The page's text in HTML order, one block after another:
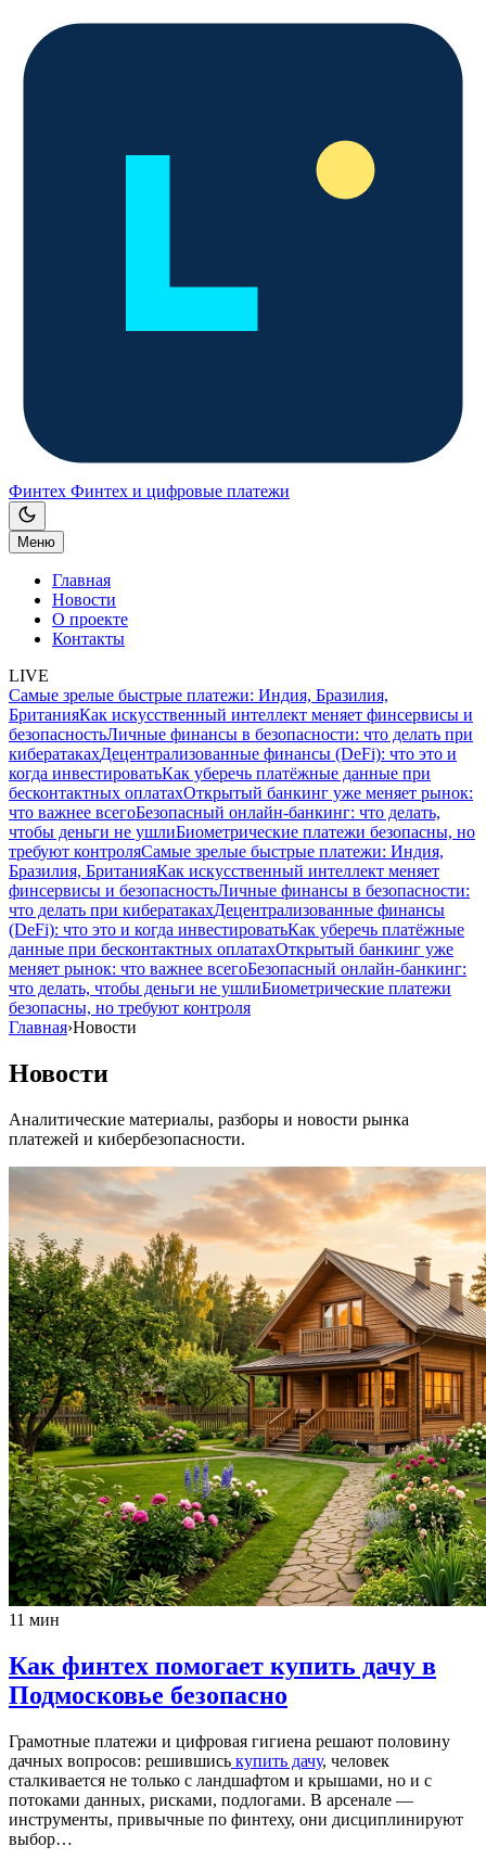
Финтех Финтех и цифровые платежи
Меню
Главная
Новости
О проекте
Контакты
LIVE
Самые зрелые быстрые платежи: Индия, Бразилия,
БританияКак искусственный интеллект меняет финсервисы и
безопасностьЛичные финансы в безопасности: что делать при
кибератакахДецентрализованные финансы (DeFi): что это и
когда инвестироватьКак уберечь платёжные данные при
бесконтактных оплатахОткрытый банкинг уже меняет рынок:
что важнее всегоБезопасный онлайн-банкинг: что делать,
чтобы деньги не ушлиБиометрические платежи безопасны, но
требуют контроляСамые зрелые быстрые платежи: Индия,
Бразилия, БританияКак искусственный интеллект меняет
финсервисы и безопасностьЛичные финансы в безопасности:
что делать при кибератакахДецентрализованные финансы
(DeFi): что это и когда инвестироватьКак уберечь платёжные
данные при бесконтактных оплатахОткрытый банкинг уже
меняет рынок: что важнее всегоБезопасный онлайн-банкинг:
что делать, чтобы деньги не ушлиБиометрические платежи
безопасны, но требуют контроля
Главная›Новости
Новости
Аналитические материалы, разборы и новости рынка
платежей и кибербезопасности.
11 мин
Как финтех помогает купить дачу в
Подмосковье безопасно
Грамотные платежи и цифровая гигиена решают половину
дачных вопросов: решившись купить дачу, человек
сталкивается не только с ландшафтом и крышами, но и с
потоками данных, рисками, подлогами. В арсенале —
инструменты, привычные по финтеху, они дисциплинируют
выбор…